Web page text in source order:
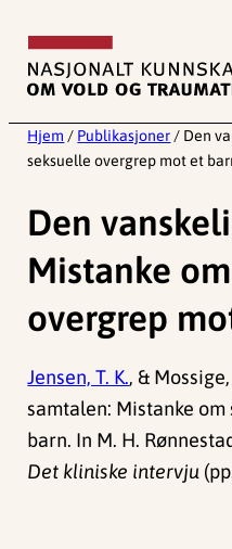
innhold
Hjem / Publikasjoner / Den
seksuelle overgrep mot et
Den
Mistanke
overgrep
Jensen, T. K., &
samtalen: Mistanke
barn. In M. H.
Det kliniske intervju